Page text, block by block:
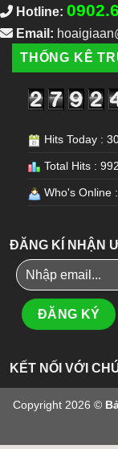
Hotline:
Email:
THỐNG KÊ
Hits Today :
Total Hits :
Who's Online
ĐĂNG KÍ NHẬN
KẾT NỐI VỚI
Copyright 2026 ©